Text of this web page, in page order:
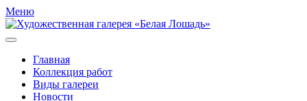
Меню
Главная
Коллекция работ
Виды галереи
Новости